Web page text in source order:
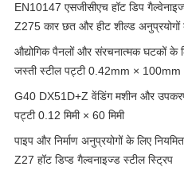
EN10147 एसजीसीएच हॉट डिप
Z275 कार छत और हीट शील्ड अनुप्रयोगों
औद्योगिक पैनलों और संरचनात्मक घटकों के
जस्ती स्टील पट्टी 0.42mm ×
G40 DX51D+Z वेंडिंग मशीन और
पट्टी 0.12 मिमी × 60 मिमी
पाइप और निर्माण अनुप्रयोगों के लिए
Z27 हॉट डिप्ड गैल्वनाइज्ड स्टील स्ट्रिप